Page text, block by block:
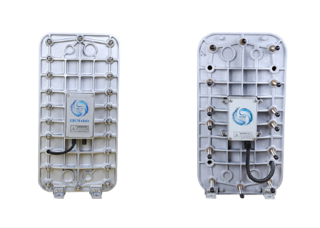
全封闭EDI超纯水处理设
备
MK-TC100 EDI超纯水
处理设备